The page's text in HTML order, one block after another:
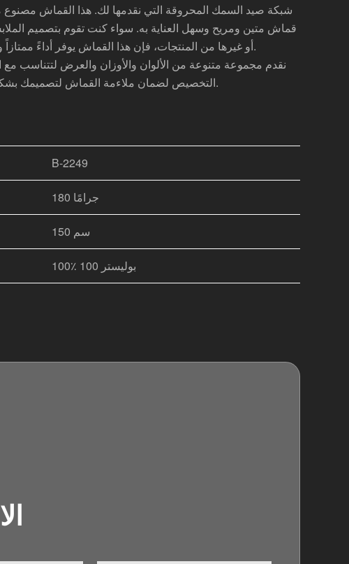
شبكة صيد السمك المحروقة التي نقدمها لك. هذا القماش مصنوع
قماش متين ومريح وسهل العناية به. سواء كنت تقوم بتصميم
أو غيرها من المنتجات، فإن هذا القماش يوفر أداءً ممتازاً وتعدد استخدامات.
نقدم مجموعة متنوعة من الألوان والأوزان والعرض لتتناسب مع
التخصيص لضمان ملاءمة القماش لتصميمك بشكل مثالي.
B-2249
180 جرامًا
150 سم
100٪ بوليستر 100